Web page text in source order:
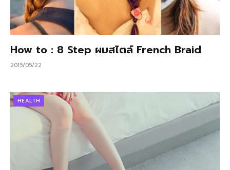
How to : 8 Step ผมสไตล์ French Braid
2015/05/22
HEALTH